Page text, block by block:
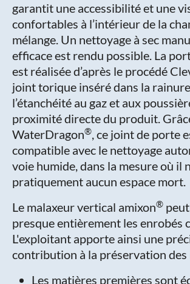
garantit une accessibilité et une
confortables à l’intérieur de la
mélange. Un nettoyage à sec
efficace est rendu possible. La
est réalisée d’après le procédé
joint torique inséré dans la
l’étanchéité au gaz et aux
proximité directe du produit.
WaterDragon®, ce joint de porte
compatible avec le nettoyage
voie humide, dans la mesure où il
pratiquement aucun espace mort.
Le malaxeur vertical amixon®
presque entièrement les enrobés
L'exploitant apporte ainsi une
contribution à la préservation des
Les matières premières sont